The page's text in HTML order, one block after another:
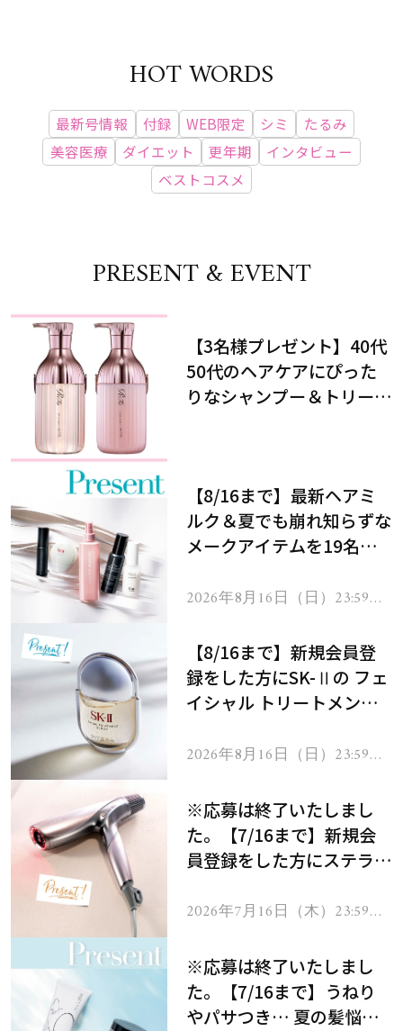
HOT WORDS
最新号情報 付録 WEB限定 シミ
たるみ
美容医療
ダイエット 更年期
インタビュー
ベストコスメ
PRESENT & EVENT
【3名様プレゼント】40代
50代のヘアケアにぴった
りなシャンプー＆トリート
【8/16まで】最新ヘアミ
ルク＆夏でも崩れ知らずな
メークアイテムを19名様
2026年8月16日（日）23:59ま
【8/16まで】新規会員登
録をした方にSK-Ⅱの フェ
イシャル トリートメント
2026年8月16日（日）23:59ま
※応募は終了いたしまし
た。【7/16まで】新規会
員登録をした方にステラボ
ヘアドライヤー ジュエル
2026年7月16日（木）23:59ま
※応募は終了いたしまし
た。【7/16まで】うねり
やパサつき… 夏の髪悩み